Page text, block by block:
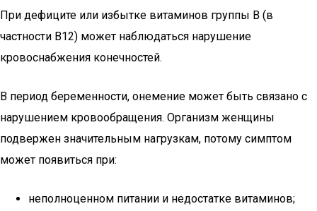
При дефиците или избытке витаминов группы B (в
частности В12) может наблюдаться нарушение
кровоснабжения конечностей.
В период беременности, онемение может быть связано с
нарушением кровообращения. Организм женщины
подвержен значительным нагрузкам, потому симптом
может появиться при:
неполноценном питании и недостатке витаминов;